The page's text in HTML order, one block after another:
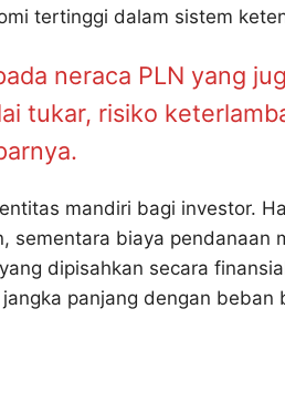
tertinggi dalam sistem
neraca PLN yang
tukar, risiko
mandiri bagi investor.
sementara biaya pendanaan
dipisahkan secara
panjang dengan beban